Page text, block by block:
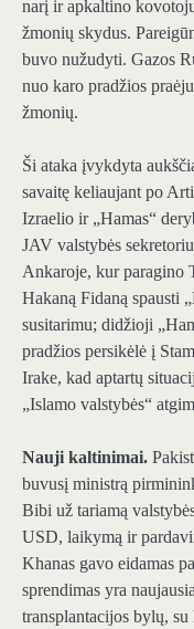
narį ir apkaltino
žmonių skydus.
buvo nužudyti. Gazos
nuo karo pradžios
žmonių.
Ši ataka įvykdyta
savaitę keliaujant po
Izraelio ir „Hamas“
JAV valstybės
Ankaroje, kur paragino
Hakaną Fidaną spausti
susitarimu; didžioji
pradžios persikėlė į
Irake, kad aptartų
„Islamo valstybės“
Nauji kaltinimai.
buvusį ministrą
Bibi už tariamą
USD, laikymą ir
Khanas gavo eidamas
sprendimas yra
transplantacijos bylų,